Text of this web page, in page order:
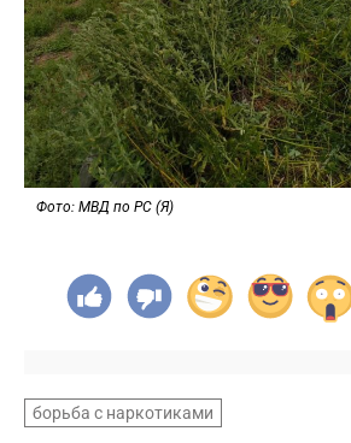
Фото: МВД по РС (Я)
борьба с наркотиками